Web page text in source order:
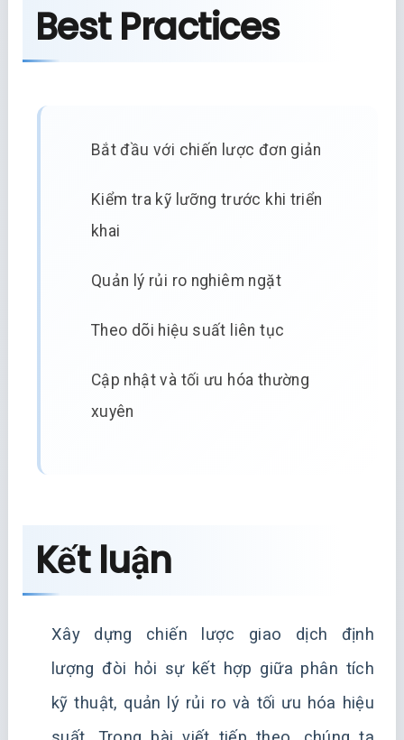
Best Practices
Bắt đầu với chiến lược đơn giản
Kiểm tra kỹ lưỡng trước khi triển
khai
Quản lý rủi ro nghiêm ngặt
Theo dõi hiệu suất liên tục
Cập nhật và tối ưu hóa thường
xuyên
Kết luận
Xây dựng chiến lược giao dịch định
lượng đòi hỏi sự kết hợp giữa phân tích
kỹ thuật, quản lý rủi ro và tối ưu hóa hiệu